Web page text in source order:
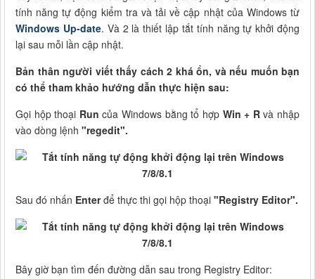
tính năng tự động kiểm tra và tải về cập nhật của Windows từ
Windows Up-date. Và 2 là thiết lập tắt tính năng tự khởi động
lại sau mỗi lần cập nhật.
Bản thân người viết thấy cách 2 khá ổn, và nếu muốn bạn
có thể tham khảo hướng dẫn thực hiện sau:
Gọi hộp thoại Run của Windows bằng tổ hợp Win + Rvà nhập
vào dòng lệnh "regedit".
Sau đó nhấn Enterđể thực thi gọi hộp thoại "Registry Editor".
Bây giờ bạn tìm đến đường dẫn sau trong Registry Editor: